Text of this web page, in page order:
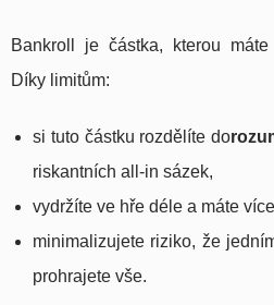
Bankroll je částka, kterou
Díky limitům:
si tuto částku rozdělíte do
riskantních all-in sázek,
vydržíte ve hře déle a máte
minimalizujete riziko, že
prohrajete vše.